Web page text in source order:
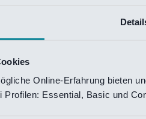
Online-Erfahrung bieten
Profilen: Essential, Basic und
zo snel mogelijk te verhelpen.
te krijgen.